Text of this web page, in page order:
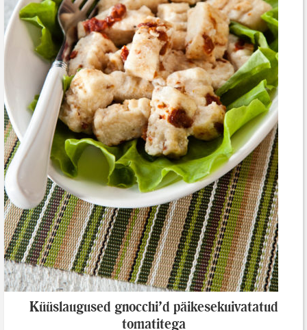
Küüslaugused gnocchi’d päikesekuivatatud
tomatitega